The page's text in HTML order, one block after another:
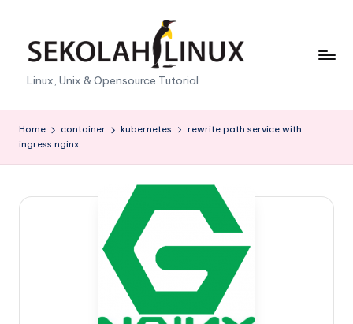
S
e
k
o
Linux, Unix & Opensource Tutorial
Home container kubernetes
rewrite path service with
ingress nginx